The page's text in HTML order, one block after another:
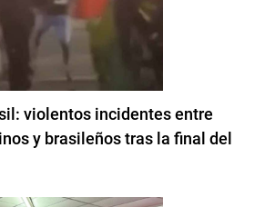
violentos incidentes entre
y brasileños tras la final del